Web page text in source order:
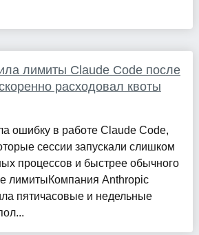
лимиты Claude Code после
расходовал квоты
ошибку в работе Claude Code,
сессии запускали слишком
процессов и быстрее обычного
лимитыКомпания Anthropic
пятичасовые и недельные